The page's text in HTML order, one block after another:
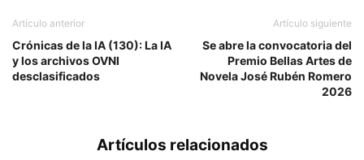
Artículo anterior
Crónicas de la IA (130): La IA
y los archivos OVNI
desclasificados
Artículo siguiente
Se abre la convocatoria del
Premio Bellas Artes de
Novela José Rubén Romero
2026
Artículos relacionados